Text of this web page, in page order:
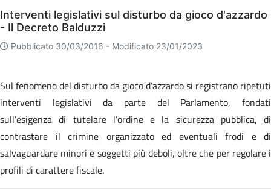
Archivio
Interventi legislativi sul disturbo da gioco d'azzardo
- Il Decreto Balduzzi
Pubblicato 30/03/2016 - Modificato 23/01/2023
Sul fenomeno del disturbo da gioco d’azzardo si registrano ripetuti
interventi legislativi da parte del Parlamento, fondati
sull’esigenza di tutelare l’ordine e la sicurezza pubblica, di
contrastare il crimine organizzato ed eventuali frodi e di
salvaguardare minori e soggetti più deboli, oltre che per regolare i
profili di carattere fiscale.